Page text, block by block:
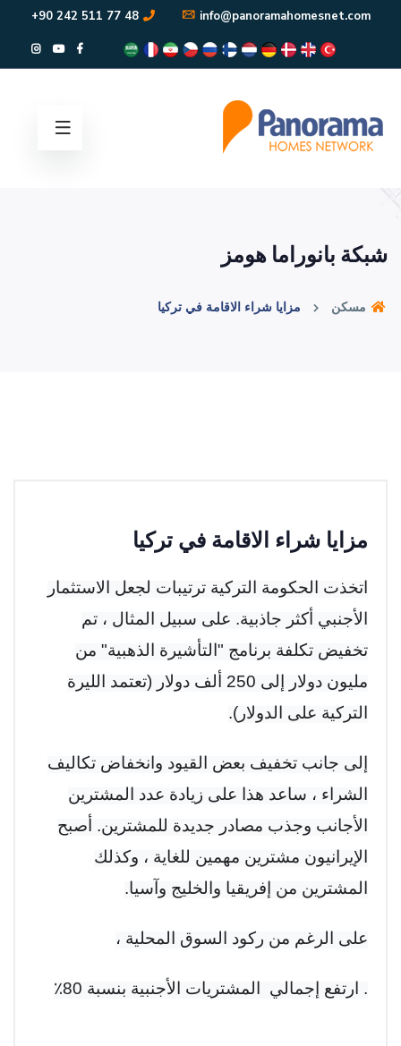
info@panoramahomesnet.com
48 77 511 242 90+
شبكة بانوراما هومز
مسكن مزايا شراء الاقامة في تركيا
مزايا شراء الاقامة في تركيا
اتخذت الحكومة التركية ترتيبات لجعل الاستثمار
الأجنبي أكثر جاذبية. على سبيل المثال ، تم
تخفيض تكلفة برنامج "التأشيرة الذهبية" من
مليون دولار إلى 250 ألف دولار (تعتمد الليرة
التركية على الدولار).
إلى جانب تخفيف بعض القيود وانخفاض تكاليف
الشراء ، ساعد هذا على زيادة عدد المشترين
الأجانب وجذب مصادر جديدة للمشترين. أصبح
الإيرانيون مشترين مهمين للغاية ، وكذلك
المشترين من إفريقيا والخليج وآسيا.
على الرغم من ركود السوق المحلية ،
. ارتفع إجمالي المشتريات الأجنبية بنسبة 80٪